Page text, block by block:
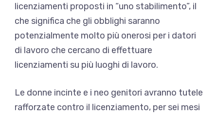
licenziamenti proposti in “uno stabilimento”, il
che significa che gli obblighi saranno
potenzialmente molto più onerosi per i datori
di lavoro che cercano di effettuare
licenziamenti su più luoghi di lavoro.
Le donne incinte e i neo genitori avranno tutele
rafforzate contro il licenziamento, per sei mesi